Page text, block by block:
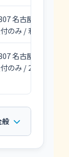
名古屋市中村区
のみ / 利用：8:00
名古屋市中村区
のみ / 24時間利用
般